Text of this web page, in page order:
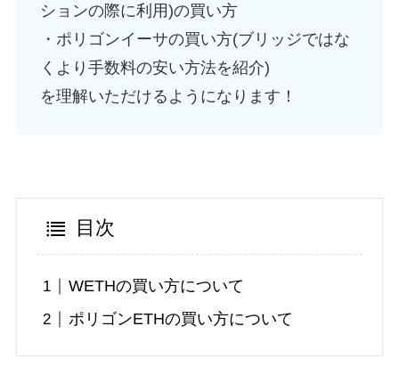
ションの際に利用)の買い方
・ポリゴンイーサの買い方(ブリッジではな
くより手数料の安い方法を紹介)
を理解いただけるようになります！
目次
WETHの買い方について
ポリゴンETHの買い方について